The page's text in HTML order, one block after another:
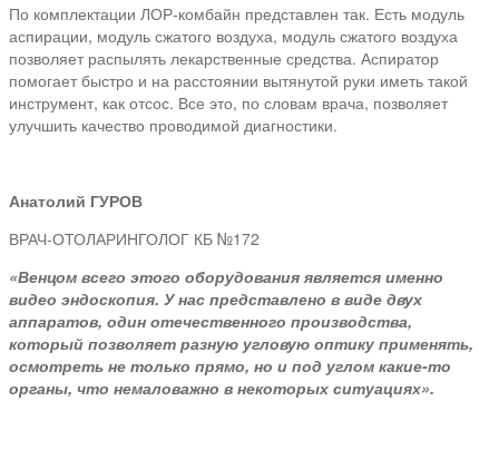
По комплектации ЛОР-комбайн представлен так. Есть модуль
аспирации, модуль сжатого воздуха, модуль сжатого воздуха
позволяет распылять лекарственные средства. Аспиратор
помогает быстро и на расстоянии вытянутой руки иметь такой
инструмент, как отсос. Все это, по словам врача, позволяет
улучшить качество проводимой диагностики.
Анатолий ГУРОВ
ВРАЧ-ОТОЛАРИНГОЛОГ КБ №172
«Венцом всего этого оборудования является именно
видео эндоскопия. У нас представлено в виде двух
аппаратов, один отечественного производства,
который позволяет разную угловую оптику применять,
осмотреть не только прямо, но и под углом какие-то
органы, что немаловажно в некоторых ситуациях».